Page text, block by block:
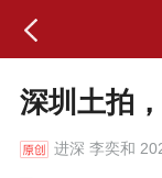
深圳土拍
进深 李奕和